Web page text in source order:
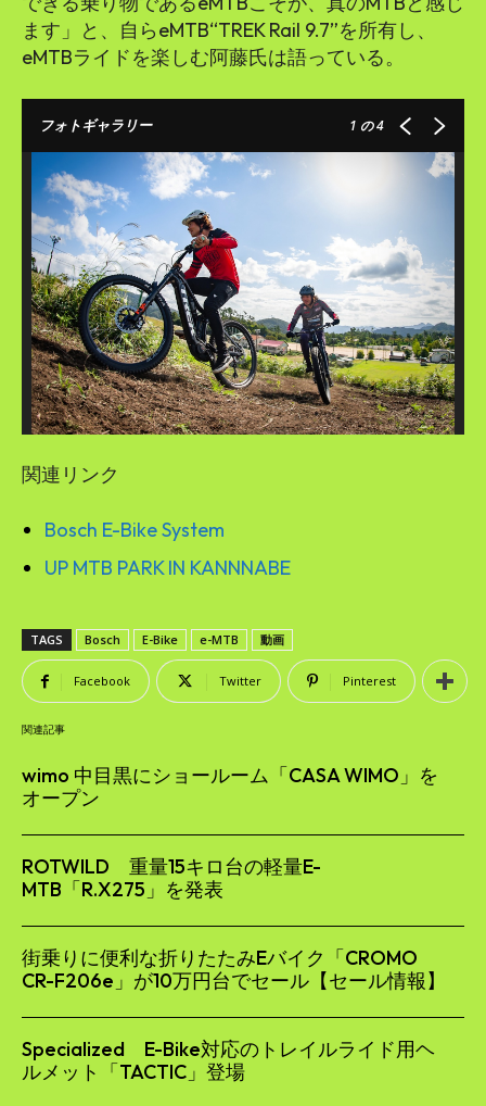
ます」と、自らeMTB“TREK Rail 9.7”を所有し、
eMTBライドを楽しむ阿藤氏は語っている。
フォトギャラリー 1 の 4
関連リンク
Bosch E-Bike System
UP MTB PARK IN KANNNABE
TAGS Bosch E-Bike e-MTB 動画
Facebook Twitter Pinterest
関連記事
wimo 中目黒にショールーム「CASA WIMO」を
オープン
ROTWILD 重量15キロ台の軽量E-
MTB「R.X275」を発表
街乗りに便利な折りたたみEバイク「CROMO
CR-F206e」が10万円台でセール【セール情報】
Specialized E-Bike対応のトレイルライド用ヘ
ルメット「TACTIC」登場